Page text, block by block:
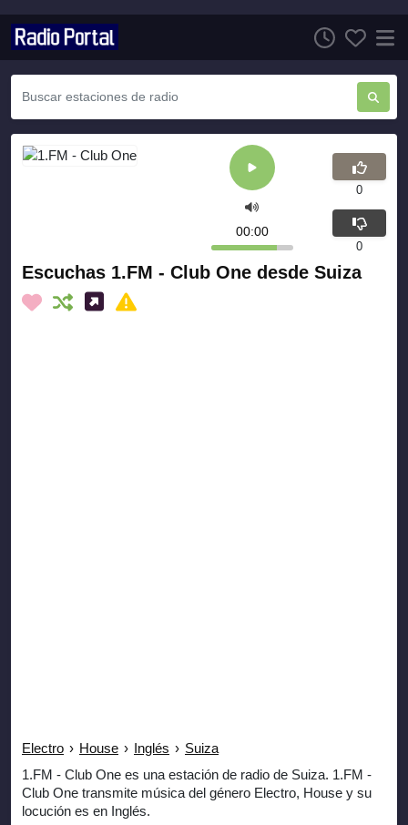
Escuchas 1.FM - Club One desde Suiza
Electro › House › Inglés › Suiza
1.FM - Club One es una estación de radio de Suiza. 1.FM -
Club One transmite música del género Electro, House y su
locución es en Inglés.
00:00
0
0